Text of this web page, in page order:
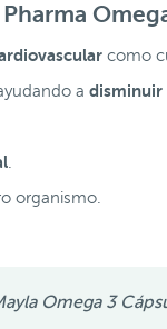
como
a disminuir
organismo.
Omega 3